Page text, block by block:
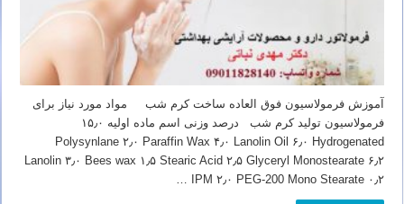
آموزش فرمولاسیون فوق العاده ساخت کرم شب مواد مورد نیاز برای
فرمولاسیون تولید کرم شب درصد وزنی اسم ماده اولیه ۱۵٫۰
Polysynlane ۲٫۰ Paraffin Wax ۴٫۰ Lanolin Oil ۶٫۰ Hydrogenated
Lanolin ۳٫۰ Bees wax ۱٫۵ Stearic Acid ۲٫۵ Glyceryl Monostearate ۶٫۲
IPM ۲٫۰ PEG-200 Mono Stearate ۰٫۲ …